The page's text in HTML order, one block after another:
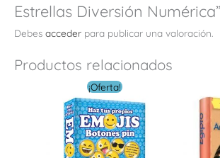
Estrellas Diversión Numérica”
Debes acceder para publicar una valoración.
Productos relacionados
¡Oferta!
El
precio
original
era:
$ 28.00.